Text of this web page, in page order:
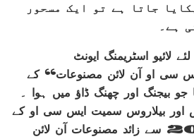
جاتا ہے تو ایک مسحور
ہے۔
لائیو اسٹریمنگ ایونٹ
کے ایس سی او آن لائن مصنوعات‘‘ کے
جو بیجنگ اور چھنگ ڈاؤ میں ہوا ۔
اور بیلاروس سمیت ایس سی او کے
12 ممالک کی 200 سے زائد مصنوعات آن لائن